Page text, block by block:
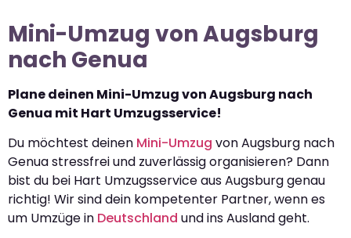
Mini-Umzug von Augsburg
nach Genua
Plane deinen Mini-Umzug von Augsburg nach
Genua mit Hart Umzugsservice!
Du möchtest deinen Mini-Umzug von Augsburg nach
Genua stressfrei und zuverlässig organisieren? Dann
bist du bei Hart Umzugsservice aus Augsburg genau
richtig! Wir sind dein kompetenter Partner, wenn es
um Umzüge in Deutschland und ins Ausland geht.